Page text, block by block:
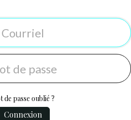
de passe oublié ?
Connexion